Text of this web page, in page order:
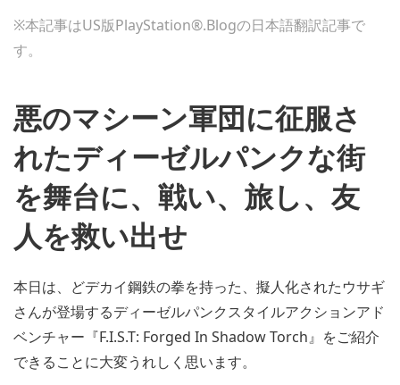
士
の
が
戦
う
プ
ラ
ト
フ
ー
ゲ
ー
ム
『F.I.S.T:
Forged
In
※本記事はUS版PlayStation®.Blogの日本語翻訳記事で
す。
悪のマシーン軍団に征服さ
れたディーゼルパンクな街
を舞台に、戦い、旅し、友
人を救い出せ
本日は、どデカイ鋼鉄の拳を持った、擬人化されたウサギ
さんが登場するディーゼルパンクスタイルアクションアド
ベンチャー『F.I.S.T: Forged In Shadow Torch』をご紹介
できることに大変うれしく思います。